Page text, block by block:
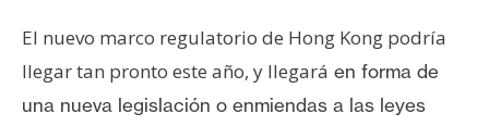
El nuevo marco regulatorio de Hong Kong podría
llegar tan pronto este año, y llegará en forma de
una nueva legislación o enmiendas a las leyes